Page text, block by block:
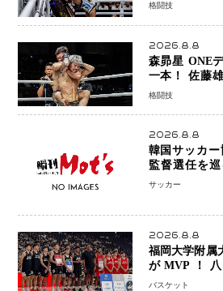
格闘技
2026.8.8
森昴星 ONE
一本！ 佐藤
抜き、リアネ
格闘技
2026.8.8
韓国サッカ
監督選任を
「組織の刷新
サッカー
2026.8.8
福岡大学附属
がMVP！
SAMURAI
バスケット